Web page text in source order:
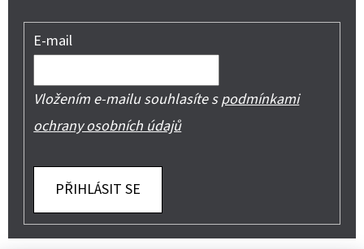
E-mail
Vložením e-mailu souhlasíte spodmínkami
ochrany osobních údajů
PŘIHLÁSIT SE